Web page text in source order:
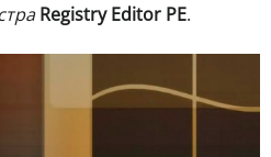
Registry Editor PE.